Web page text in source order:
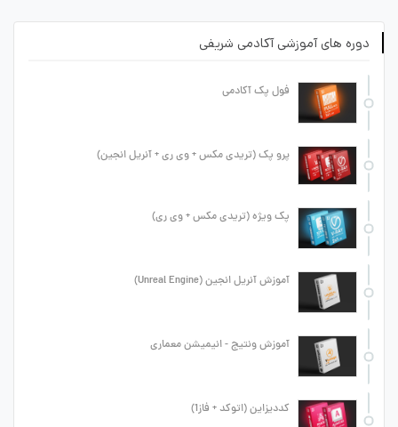
دوره های آموزشی آکادمی شریفی
فول پک آکادمی
پرو پک (تریدی مکس + وی ری + آنریل انجین)
پک ویژه (تریدی مکس + وی ری)
آموزش آنریل انجین (Unreal Engine)
آموزش ونتیج - انیمیشن معماری
کددیزاین (اتوکد + فاز1)